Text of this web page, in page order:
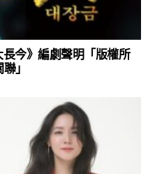
今》編劇聲明「版權所
」